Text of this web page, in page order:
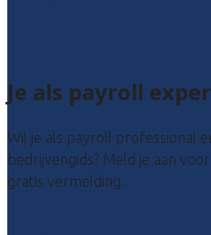
Je als payroll
Wil je als payroll professional
bedrijvengids? Meld je aan
gratis vermelding.